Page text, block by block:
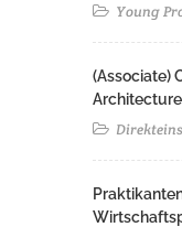
Young
(Associate)